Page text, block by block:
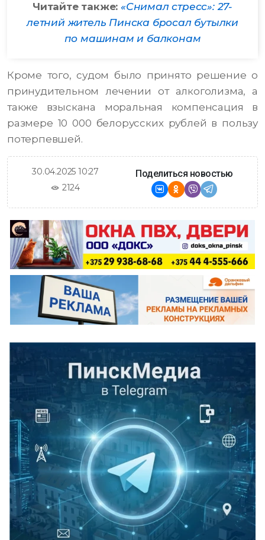
Читайте также: «Снимал стресс»: 27-
летний житель Пинска бросал бутылки
по машинам и балконам
Кроме того, судом было принято решение о
принудительном лечении от алкоголизма, а
также взыскана моральная компенсация в
размере 10 000 белорусских рублей в пользу
потерпевшей.
30.04.2025 10:27
2124
Поделиться новостью